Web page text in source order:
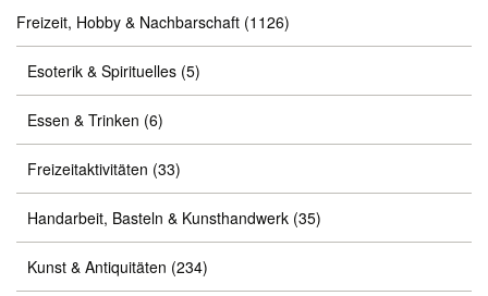
Freizeit, Hobby & Nachbarschaft (1126)
Esoterik & Spirituelles (5)
Essen & Trinken (6)
Freizeitaktivitäten (33)
Handarbeit, Basteln & Kunsthandwerk (35)
Kunst & Antiquitäten (234)